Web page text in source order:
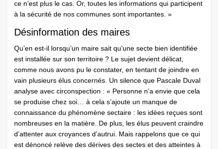
ce n’est plus le cas. Or, toutes les informations qui participent
à la sécurité de nos communes sont importantes. »
Désinformation des maires
Qu’en est-il lorsqu’un maire sait qu’une secte bien identifiée
est installée sur son territoire ? Le sujet devient délicat,
comme nous avons pu le constater, en tentant de joindre en
vain plusieurs élus concernés. Un silence que Pascale Duval
analyse avec circonspection : « Personne n’a envie que cela
se produise chez soi… à cela s’ajoute un manque de
connaissance du phénomène sectaire : les idées reçues sont
nombreuses en la matière. De plus, les élus peuvent craindre
d’attenter aux croyances d’autrui. Mais rappelons que ce qui
est dénoncé relève des dérives des sectes et des atteintes à